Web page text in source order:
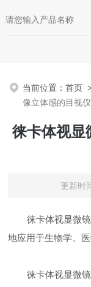
当前位置：首页
像立体感的目视
徕卡体视显
更新
徕卡体视显微镜
地应用于生物学、
徕卡体视显微镜